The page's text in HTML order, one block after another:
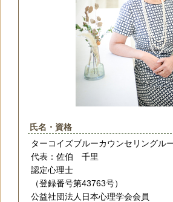
氏名・資格
ターコイズブルーカウンセリングル
代表：佐伯 千里
認定心理士
（登録番号第43763号）
公益社団法人日本心理学会会員